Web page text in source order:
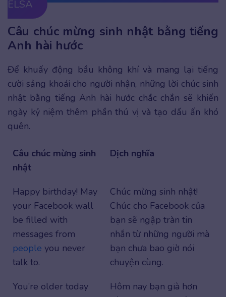
ELSA
Câu chúc mừng sinh nhật bằng tiếng
Anh hài hước
Để khuấy động bầu không khí và mang lại tiếng
cười sảng khoái cho người nhận, những lời chúc sinh
nhật bằng tiếng Anh hài hước chắc chắn sẽ khiến
ngày kỷ niệm thêm phần thú vị và tạo dấu ấn khó
quên.
Câu chúc mừng sinh
nhật
Dịch nghĩa
Happy birthday! May
your Facebook wall
be filled with
messages from
people you never
talk to.
Chúc mừng sinh nhật!
Chúc cho Facebook của
bạn sẽ ngập tràn tin
nhắn từ những người mà
bạn chưa bao giờ nói
chuyện cùng.
You’re older today
Hôm nay bạn già hơn